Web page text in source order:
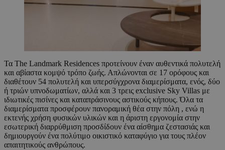
Τα The Landmark Residences προτείνουν έναν αυθεντικά πολυτελή
και αβίαστα κομ­ψό τρόπο ζωής. Απλώνονται σε 17 ορόφους και
διαθέτουν 54 πολυτελή και υπερ­σύγχρονα διαμερίσματα, ενός, δύο
ή τρι­ών υπνοδωματίων, αλλά και 3 τρεις exclusive Sky Villas με
ιδιωτικές πισίνες και κα­ταπράσινους αστικούς κήπους. Όλα τα
διαμερίσματα προσφέρουν πανοραμική θέα στην πόλη , ενώ η
εκτε­νής χρήση φυσικών υλικών και η άρι­στη εργονομία στην
εσωτερική διαρρύθμι­ση προσδίδουν ένα αίσθημα ζεστασιάς και
δημιουργούν ένα πολύτιμο οικιστικό καταφύγιο για τους πλέον
απαιτητικούς ανθρώπους.